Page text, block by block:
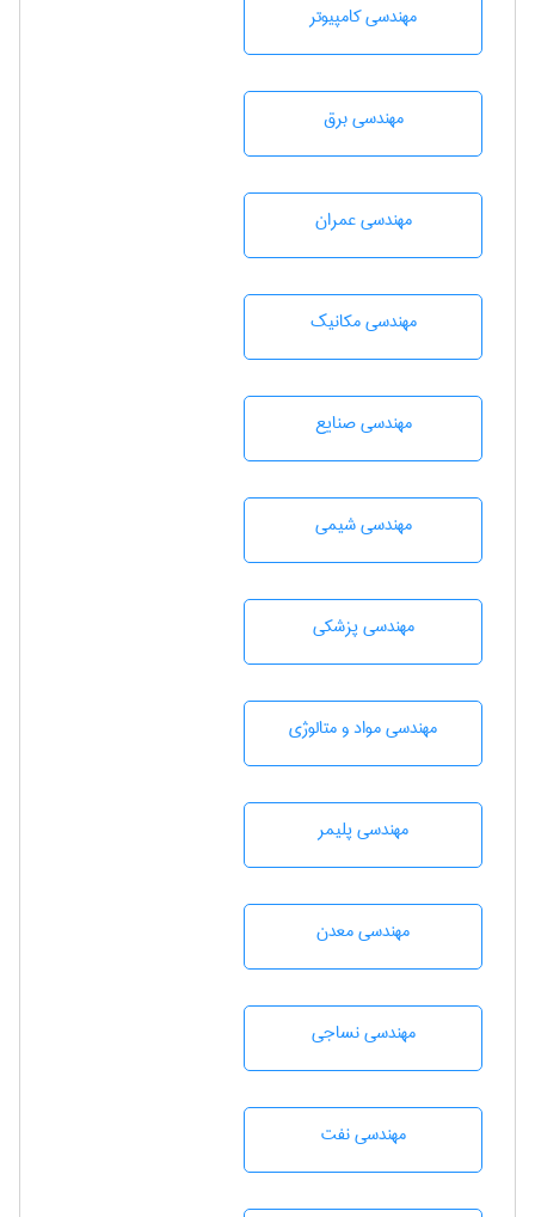
مهندسی كامپيوتر
مهندسی برق
مهندسی عمران
مهندسی مکانیک
مهندسی صنايع
مهندسي شيمی
مهندسی پزشکی
مهندسی مواد و متالوژی
مهندسی پليمر
مهندسی معدن
مهندسي نساجی
مهندسی نفت